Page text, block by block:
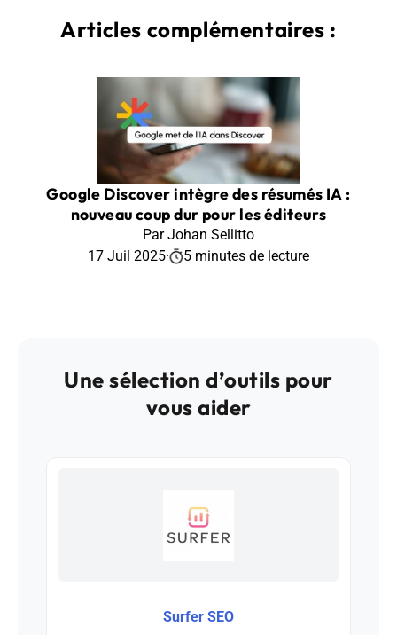
Articles complémentaires :
Google Discover intègre des résumés IA :
nouveau coup dur pour les éditeurs
Par Johan Sellitto
17 Juil 2025· 5 minutes de lecture
Une sélection d’outils pour
vous aider
Surfer SEO